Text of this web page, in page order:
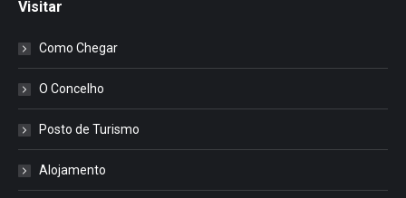
Visitar
Como Chegar
O Concelho
Posto de Turismo
Alojamento